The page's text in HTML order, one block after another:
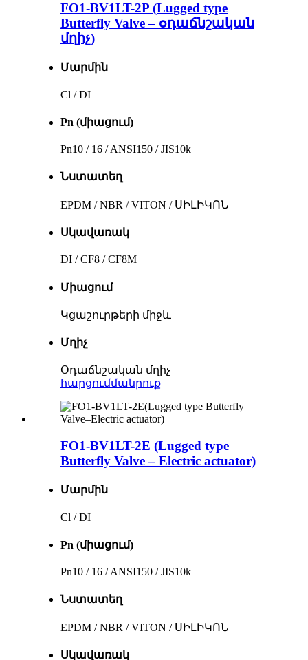
FO1-BV1LT-2P (Lugged type
Butterfly Valve – օդաճնշական
մղիչ)
Մարմին
Cl / DI
Pn (միացում)
Pn10 / 16 / ANSI150 / JIS10k
Նստատեղ
EPDM / NBR / VITON / ՍԻԼԻԿՈՆ
Սկավառակ
DI / CF8 / CF8M
Միացում
Կցաշուրթերի միջև
Մղիչ
Օդաճնշական մղիչ
հարցումմանրուք
FO1-BV1LT-2E (Lugged type
Butterfly Valve – Electric actuator)
Մարմին
Cl / DI
Pn (միացում)
Pn10 / 16 / ANSI150 / JIS10k
Նստատեղ
EPDM / NBR / VITON / ՍԻԼԻԿՈՆ
Սկավառակ